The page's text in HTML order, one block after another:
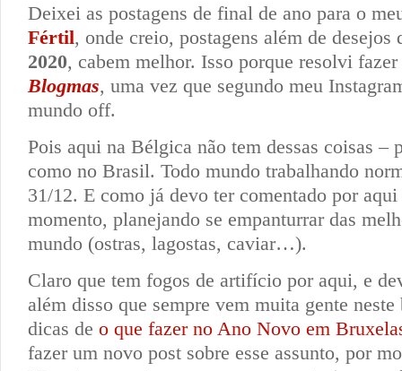
Deixei as postagens de final de ano para o
Fértil, onde creio, postagens além de desejos
2020, cabem melhor. Isso porque resolvi fazer
Blogmas, uma vez que segundo meu
mundo off.
Pois aqui na Bélgica não tem dessas coisas –
como no Brasil. Todo mundo trabalhando
31/12. E como já devo ter comentado por
momento, planejando se empanturrar das
mundo (ostras, lagostas, caviar…).
Claro que tem fogos de artifício por aqui, e
além disso que sempre vem muita gente neste
dicas de o que fazer no Ano Novo em
fazer um novo post sobre esse assunto, por